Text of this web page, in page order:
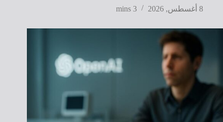
8 أغسطس, 2026
3 mins